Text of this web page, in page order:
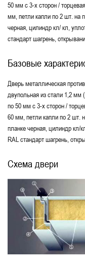
50 мм с 3-х сторон /
мм, петли капли по 2 шт. на
черная, цилиндр кл/ кл,
стандарт шагрень,
Базовые
Дверь металлическая
двупольная из стали 1,2 мм
по 50 мм с 3-х сторон /
60 мм, петли капли по 2 шт.
планке черная, цилиндр кл/
RAL стандарт шагрень,
Схема двери